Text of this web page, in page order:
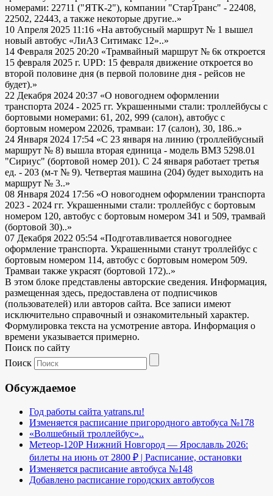
номерами: 22711 ("ЯТК-2"), компании "СтарТранс" - 22408,
22502, 22443, а также некоторые другие..»
10 Апреля 2025 11:16 «На автобусный маршрут № 1 вышел
новый автобус «ЛиАЗ Ситимакс 12»..»
14 Февраля 2025 20:20 «Трамвайный маршрут № 6к откроется
15 февраля 2025 г. UPD: 15 февраля движение откроется во
второй половине дня (в первой половине дня - рейсов не
будет).»
22 Декабря 2024 20:37 «О новогоднем оформлении
транспорта 2024 - 2025 гг. Украшенными стали: троллейбусы с
бортовыми номерами: 61, 202, 999 (салон), автобус с
бортовым номером 22026, трамваи: 17 (салон), 30, 186..»
24 Января 2024 17:54 «С 23 января на линию (троллейбусный
маршрут № 8) вышла вторая единица - модель ВМЗ 5298.01
"Сириус" (бортовой номер 201). С 24 января работает третья
ед. - 203 (м-т № 9). Четвертая машина (204) будет выходить на
маршрут № 3..»
08 Января 2024 17:56 «О новогоднем оформлении транспорта
2023 - 2024 гг. Украшенными стали: троллейбус с бортовым
номером 120, автобус с бортовым номером 341 и 509, трамвай
(бортовой 30)..»
07 Декабря 2022 05:54 «Подготавливается новогоднее
оформление транспорта. Украшенными станут троллейбус с
бортовым номером 114, автобус с бортовым номером 509.
Трамваи также украсят (бортовой 172)..»
В этом блоке представлены авторские сведения. Информация,
размещенная здесь, предоставлена от подписчиков
(пользователей) или авторов сайта. Все записи имеют
исключительно справочный и ознакомительный характер.
Формулировка текста на усмотрение автора. Информация о
времени указывается примерно.
Поиск по сайту
Поиск
Обсуждаемое
Год работы сайта yatrans.ru!
Изменяется расписание пригородного автобуса №178
«Волшебный троллейбус»..
Метеор-120Р Нижний Новгород — Ярославль 2026:
билеты на июнь от 2800 ₽ | Расписание, остановки
Изменяется расписание автобуса №148
Добавлено расписание городских автобусов